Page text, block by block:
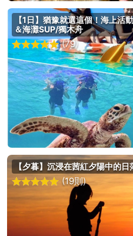
【1日】猶豫就選這個！海上活
＆海灘SUP/獨木舟
(79)
【夕暮】沉浸在茜紅夕陽中的日
(19則)